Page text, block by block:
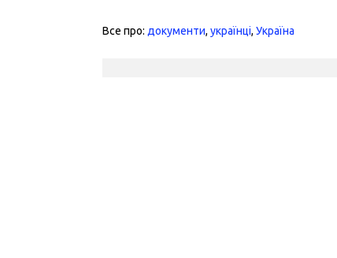
Все про: документи,українці,Україна